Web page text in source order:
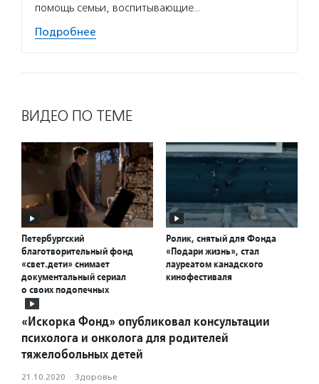
помощь семьи, воспитывающие…
Подробнее
ВИДЕО ПО ТЕМЕ
Петербургский
благотворительный фонд
«свет.дети» снимает
документальный сериал
о своих подопечных
Ролик, снятый для Фонда
«Подари жизнь», стал
лауреатом канадского
кинофестиваля
«Искорка Фонд» опубликовал консультации
психолога и онколога для родителей
тяжелобольных детей
21.10.2020 · Здоровье